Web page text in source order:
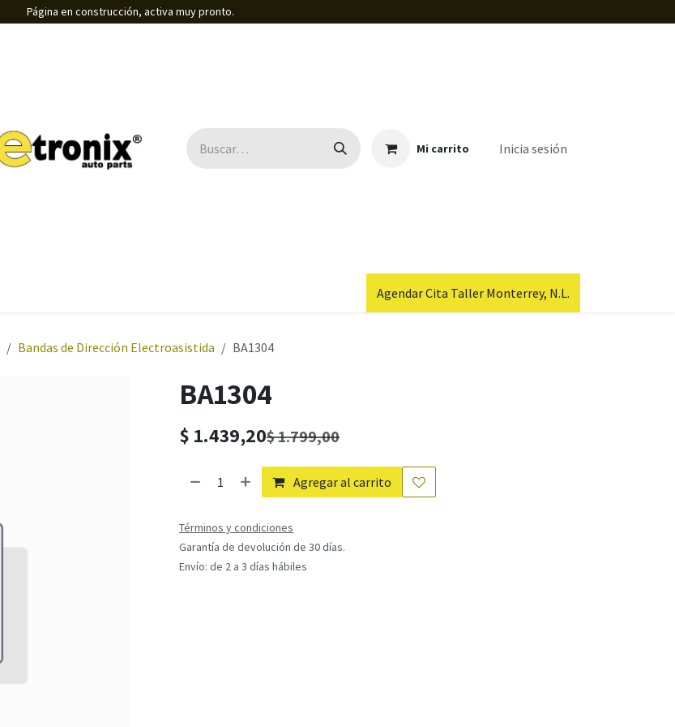
Página en construcción, activa muy pronto.
Mi carrito Inicia sesión
Agendar Cita Taller Monterrey, N.L.
Bandas de Dirección Electroasistida BA1304
BA1304
$ 1.439,20$1.799,00
Agregar al carrito
Términos y condiciones
Garantía de devolución de 30 días.
Envío: de 2 a 3 días hábiles